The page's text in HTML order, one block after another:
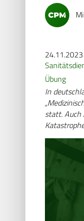
24.11.2023
Übung
In
statt. Auch